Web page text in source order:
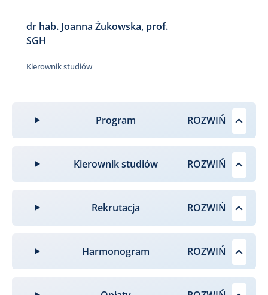
dr hab. Joanna Żukowska, prof.
SGH
Kierownik studiów
Program
Kierownik studiów
Rekrutacja
Harmonogram